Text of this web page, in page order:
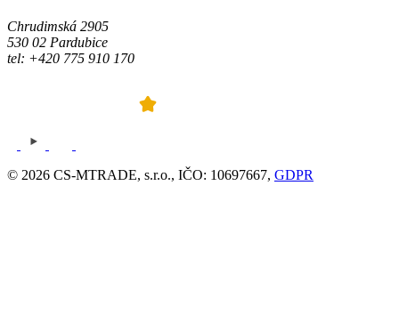
Chrudimská 2905
530 02 Pardubice
tel: +420 775 910 170
© 2026 CS-MTRADE, s.r.o., IČO: 10697667, GDPR